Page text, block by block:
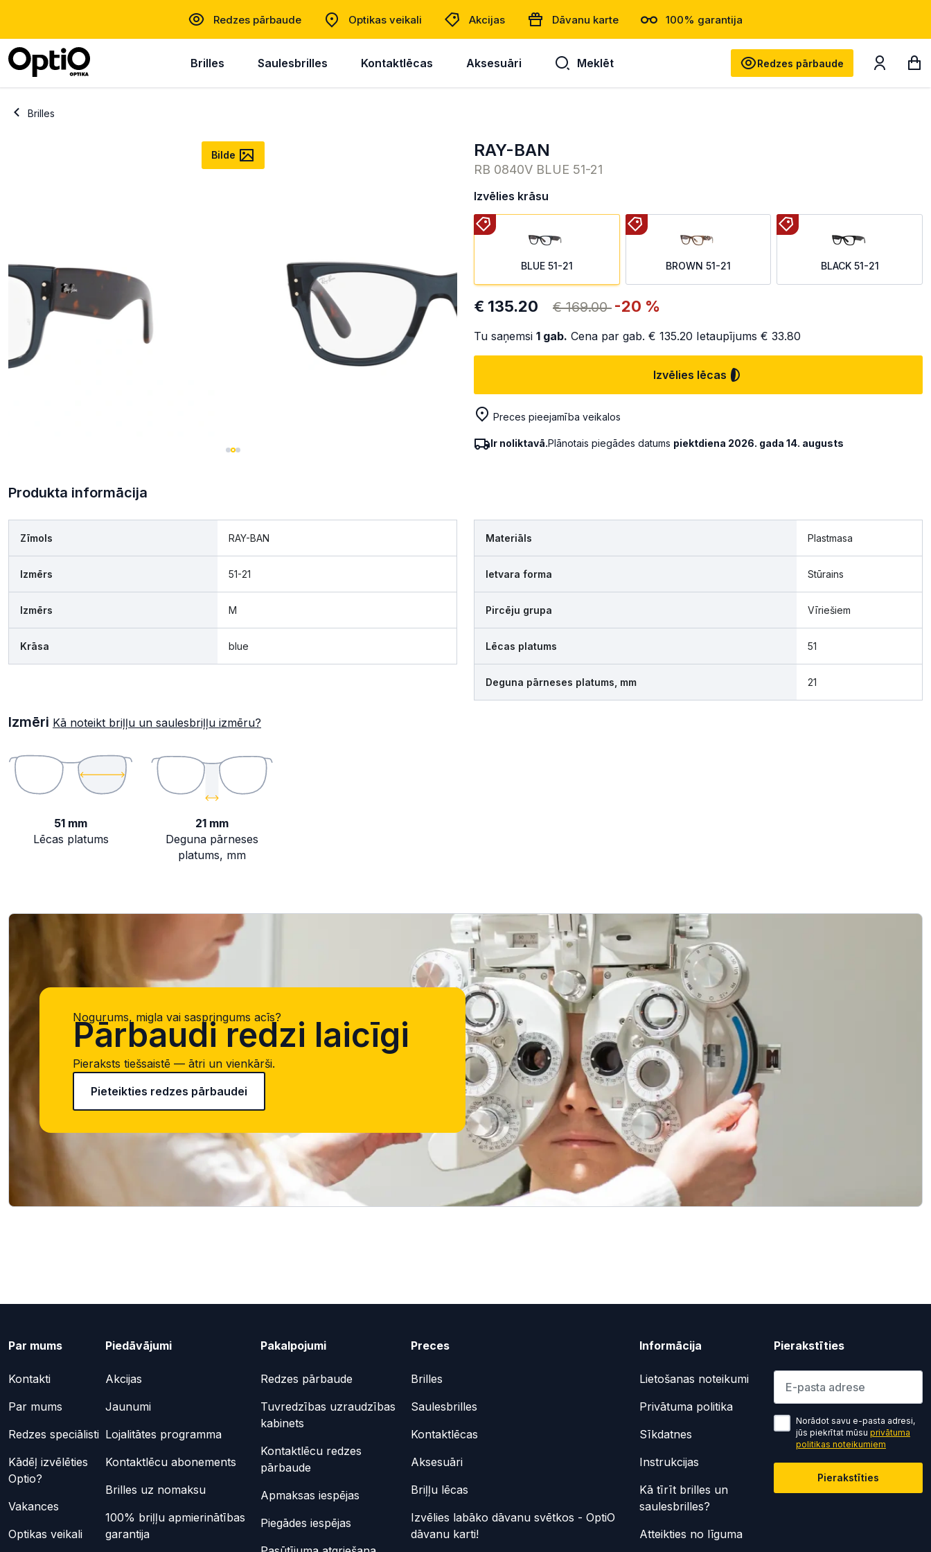
Redzes pārbaude Optikas veikali Akcijas Dāvanu karte 100% garantija
Brilles Saulesbrilles Kontaktlēcas Aksesuāri Meklēt Redzes pārbaude
Brilles
Bilde RAY-BAN
RB 0840V BLUE 51-21
Izvēlies krāsu
BLUE 51-21 BROWN 51-21 BLACK 51-21
€ 135.20 € 169.00 -20 %
Tu saņemsi 1 gab. Cena par gab. € 135.20 Ietaupījums € 33.80
Izvēlies lēcas
Preces pieejamība veikalos
Ir noliktavā.Plānotais piegādes datums piektdiena 2026. gada 14. augusts
Produkta informācija
Zīmols RAY-BAN
Izmērs 51-21
Izmērs M
Krāsa blue
Materiāls Plastmasa
Ietvara forma Stūrains
Pircēju grupa Vīriešiem
Lēcas platums 51
Deguna pārneses platums, mm 21
Izmēri Kā noteikt briļļu un saulesbriļļu izmēru?
51 mm
Lēcas platums
21 mm
Deguna pārneses
platums, mm
Nogurums, migla vai saspringums acīs?
Pārbaudi redzi laicīgi
Pieraksts tiešsaistē — ātri un vienkārši.
Pieteikties redzes pārbaudei
Par mums
Kontakti
Par mums
Redzes speciālisti
Kādēļ izvēlēties
Optio?
Vakances
Optikas veikali
Piedāvājumi
Akcijas
Jaunumi
Lojalitātes programma
Kontaktlēcu abonements
Brilles uz nomaksu
100% briļļu apmierinātības
garantija
Pakalpojumi
Redzes pārbaude
Tuvredzības uzraudzības
kabinets
Kontaktlēcu redzes
pārbaude
Apmaksas iespējas
Piegādes iespējas
Preces
Brilles
Saulesbrilles
Kontaktlēcas
Aksesuāri
Briļļu lēcas
Izvēlies labāko dāvanu svētkos - OptiO
dāvanu karti!
Informācija
Lietošanas noteikumi
Privātuma politika
Sīkdatnes
Instrukcijas
Kā tīrīt brilles un
saulesbrilles?
Atteikties no līguma
Pierakstīties
Lūdzu ievadiet e-pasta adresi
Norādot savu e-pasta adresi,
jūs piekrītat mūsu privātuma
politikas noteikumiem
Pierakstīties